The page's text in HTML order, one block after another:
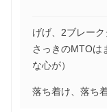
げげ、2ブレー
さっきのMTOは
な心が）
落ち着け、落ち着